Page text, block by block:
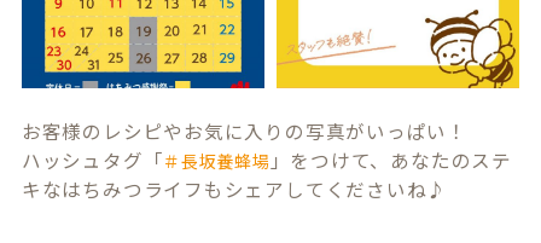
お客様のレシピやお気に入りの写真がいっぱい！
ハッシュタグ「＃長坂養蜂場 」をつけて、あなたのステ
キなはちみつライフもシェアしてくださいね♪